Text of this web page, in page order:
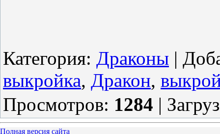
Категория: Драконы |
выкройка, Дракон,
Просмотров: 1284 |
Полная версия сайта